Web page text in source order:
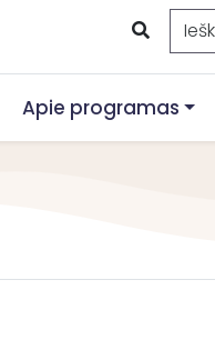
Apie programas